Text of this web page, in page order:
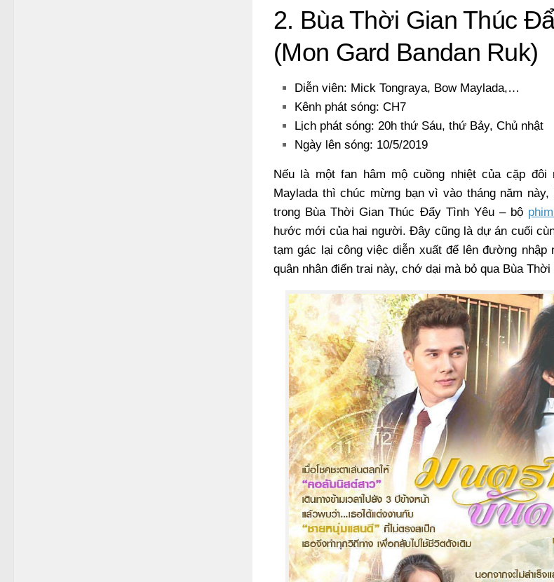
2. Bùa Thời Gian Thúc
(Mon Gard Bandan Ruk)
Diễn viên: Mick Tongraya, Bow Maylada,…
Kênh phát sóng: CH7
Lịch phát sóng: 20h thứ Sáu, thứ Bảy, Chủ nhật
Ngày lên sóng: 10/5/2019
Nếu là một fan hâm mộ cuồng nhiệt của cặp đôi
Maylada thì chúc mừng bạn vì vào tháng năm
trong Bùa Thời Gian Thúc Đẩy Tình Yêu – bộ
hước mới của hai người. Đây cũng là dự án cuối
tạm gác lại công việc diễn xuất để lên đường nhập
quân nhân điển trai này, chớ dại mà bỏ qua Bùa